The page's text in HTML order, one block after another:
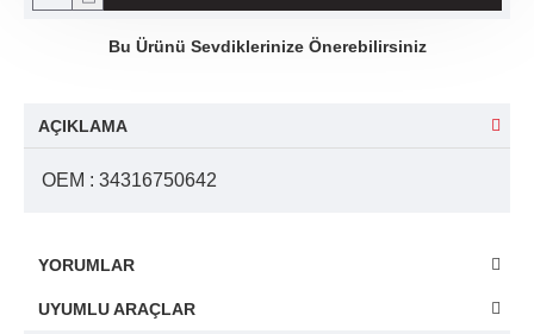
Bu Ürünü Sevdiklerinize Önerebilirsiniz
AÇIKLAMA
OEM : 34316750642
YORUMLAR
UYUMLU ARAÇLAR